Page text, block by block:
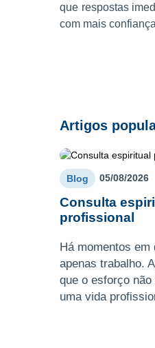
que respostas
com mais
Artigos
Blog 05/08/2026
Consulta
profissional
Há momentos
apenas trabalho.
que o esforço
uma vida